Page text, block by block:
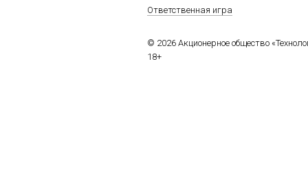
Ответственная игра
© 2026 Акционерное общество
18+